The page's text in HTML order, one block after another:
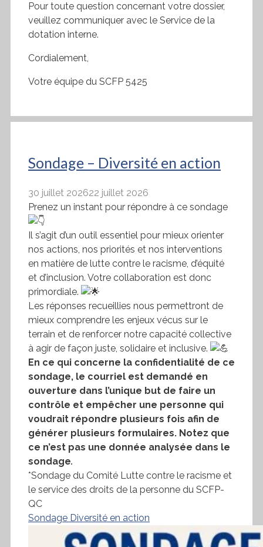
Pour toute question concernant votre dossier,
veuillez communiquer avec le Service de la
dotation interne.
Cordialement,
Votre équipe du SCFP 5425
Sondage – Diversité en action
30 juillet 202622 juillet 2026
Prenez un instant pour répondre à ce sondage
Il s’agit d’un outil essentiel pour mieux orienter
nos actions, nos priorités et nos interventions
en matière de lutte contre le racisme, d’équité
et d’inclusion. Votre collaboration est donc
primordiale.
Les réponses recueillies nous permettront de
mieux comprendre les enjeux vécus sur le
terrain et de renforcer notre capacité collective
à agir de façon juste, solidaire et inclusive.
En ce qui concerne la confidentialité de ce
sondage, le courriel est demandé en
ouverture dans l’unique but de faire un
contrôle et empêcher une personne qui
voudrait répondre plusieurs fois afin de
générer plusieurs formulaires. Notez que
ce n’est pas une donnée analysée dans le
sondage.
*Sondage du Comité Lutte contre le racisme et
le service des droits de la personne du SCFP-
QC
Sondage Diversité en action